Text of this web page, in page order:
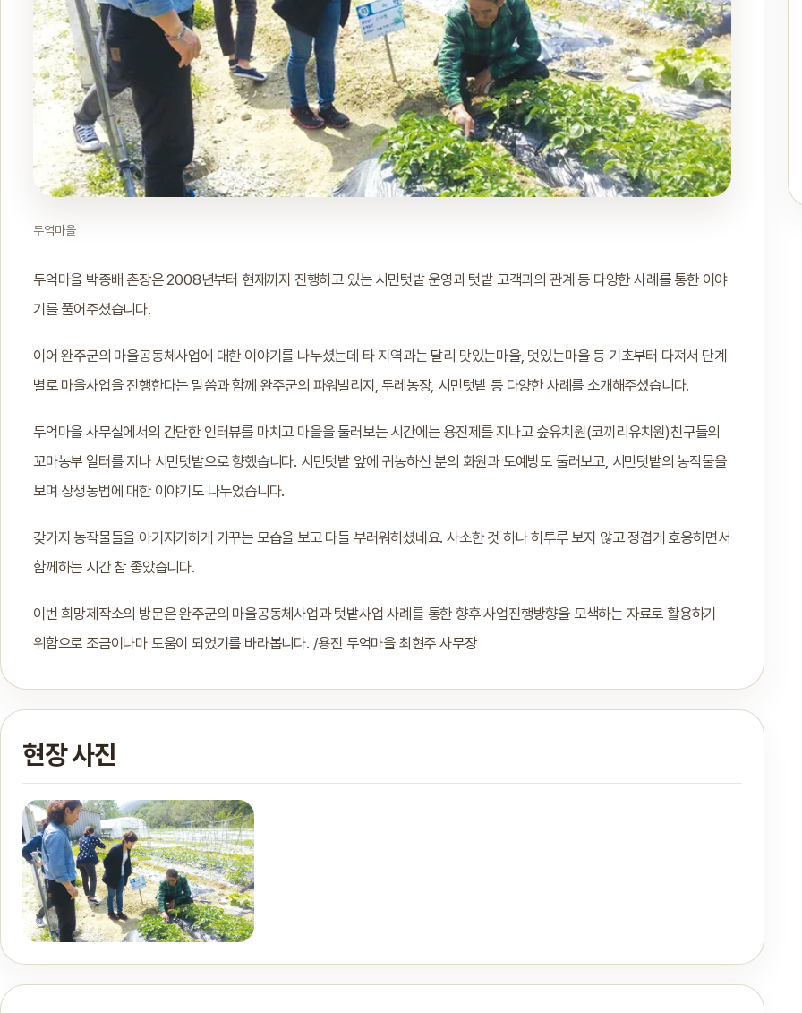
두억마을
두억마을 박종배 촌장은 2008년부터 현재까지 진행하고 있는 시민텃밭 운영과 텃밭 고객과의 관계 등 다양한 사례를 통한 이야
기를 풀어주셨습니다.
이어 완주군의 마을공동체사업에 대한 이야기를 나누셨는데 타 지역과는 달리 맛있는마을, 멋있는마을 등 기초부터 다져서 단계
별로 마을사업을 진행한다는 말씀과 함께 완주군의 파워빌리지, 두레농장, 시민텃밭 등 다양한 사례를 소개해주셨습니다.
두억마을 사무실에서의 간단한 인터뷰를 마치고 마을을 둘러보는 시간에는 용진제를 지나고 숲유치원(코끼리유치원)친구들의
꼬마농부 일터를 지나 시민텃밭으로 향했습니다. 시민텃밭 앞에 귀농하신 분의 화원과 도예방도 둘러보고, 시민텃밭의 농작물을
보며 상생농법에 대한 이야기도 나누었습니다.
갖가지 농작물들을 아기자기하게 가꾸는 모습을 보고 다들 부러워하셨네요. 사소한 것 하나 허투루 보지 않고 정겹게 호응하면서
함께하는 시간 참 좋았습니다.
이번 희망제작소의 방문은 완주군의 마을공동체사업과 텃밭사업 사례를 통한 향후 사업진행방향을 모색하는 자료로 활용하기
위함으로 조금이나마 도움이 되었기를 바라봅니다. /용진 두억마을 최현주 사무장
현장 사진